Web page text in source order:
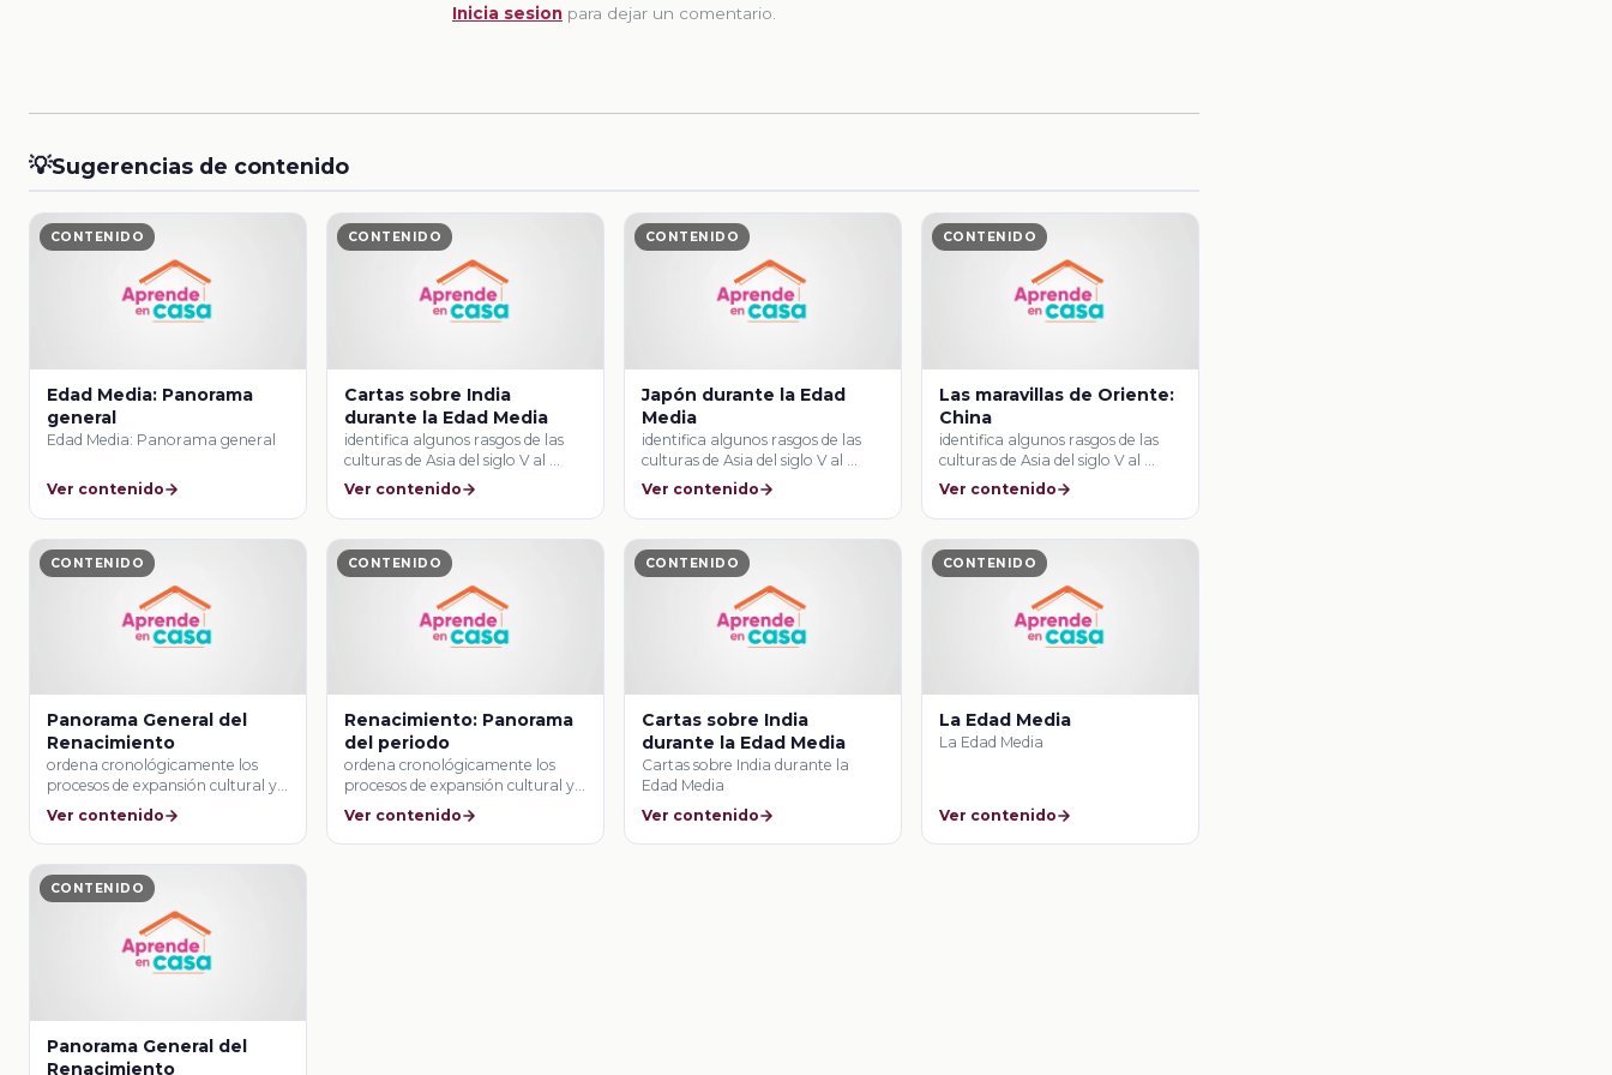
Inicia sesion para dejar un comentario.
💡Sugerencias de contenido
CONTENIDO
Edad Media: Panorama
general
Edad Media: Panorama general
Ver contenido
CONTENIDO
Cartas sobre India
durante la Edad Media
identifica algunos rasgos de las
culturas de Asia del siglo V al …
Ver contenido
CONTENIDO
Japón durante la Edad
Media
identifica algunos rasgos de las
culturas de Asia del siglo V al …
Ver contenido
CONTENIDO
Las maravillas de Oriente:
China
identifica algunos rasgos de las
culturas de Asia del siglo V al …
Ver contenido
CONTENIDO
Panorama General del
Renacimiento
ordena cronológicamente los
procesos de expansión cultural y
económica de los inicios …
Ver contenido
CONTENIDO
Renacimiento: Panorama
del periodo
ordena cronológicamente los
procesos de expansión cultural y
económica de los inicios …
Ver contenido
CONTENIDO
Cartas sobre India
durante la Edad Media
Cartas sobre India durante la
Edad Media
Ver contenido
CONTENIDO
La Edad Media
La Edad Media
Ver contenido
CONTENIDO
Panorama General del
Renacimiento